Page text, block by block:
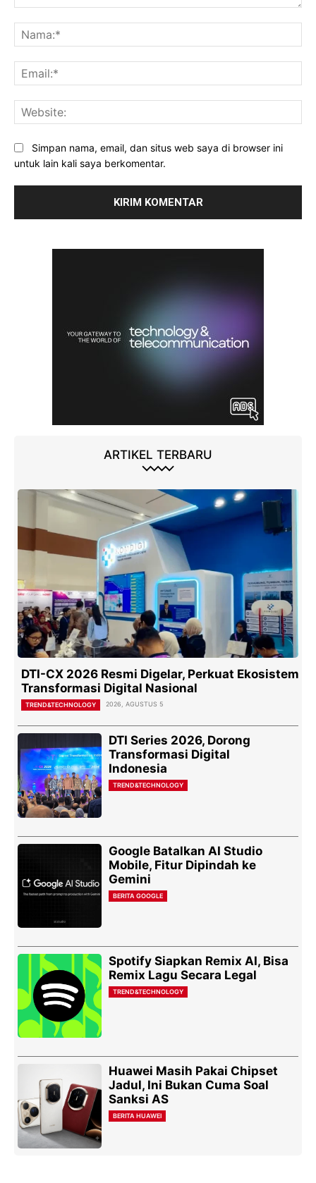
Simpan nama, email, dan situs web saya di browser ini
untuk lain kali saya berkomentar.
ARTIKEL TERBARU
DTI-CX 2026 Resmi Digelar, Perkuat Ekosistem
Transformasi Digital Nasional
TREND&TECHNOLOGY 2026, AGUSTUS 5
DTI Series 2026, Dorong
Transformasi Digital
Indonesia
TREND&TECHNOLOGY
Google Batalkan AI Studio
Mobile, Fitur Dipindah ke
Gemini
BERITA GOOGLE
Spotify Siapkan Remix AI, Bisa
Remix Lagu Secara Legal
TREND&TECHNOLOGY
Huawei Masih Pakai Chipset
Jadul, Ini Bukan Cuma Soal
Sanksi AS
BERITA HUAWEI